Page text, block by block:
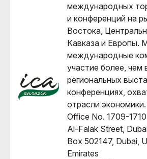
международных
и конференций на
Востока,
Кавказа и Европы.
международные
участие более,
региональных
конференциях,
отрасли экономики.
Office No. 1709-
Al-Falak Street,
Box 502147, Dubai,
Emirates